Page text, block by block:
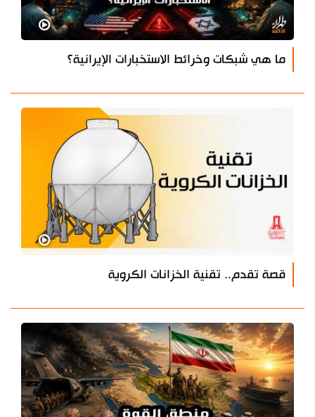
ما هي شبكات وخرائط الاستخبارات الإيرانية؟
قصة تقدم.. تقنية الخزانات الكروية